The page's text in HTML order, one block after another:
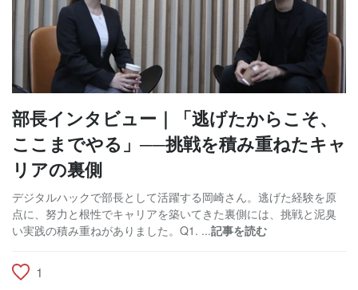
部長インタビュー｜「逃げたからこそ、
ここまでやる」──挑戦を積み重ねたキャ
リアの裏側
デジタルハックで部長として活躍する岡崎さん。逃げた経験を原
点に、努力と根性でキャリアを築いてきた裏側には、挑戦と泥臭
い実践の積み重ねがありました。Q1. ...記事を読む
1